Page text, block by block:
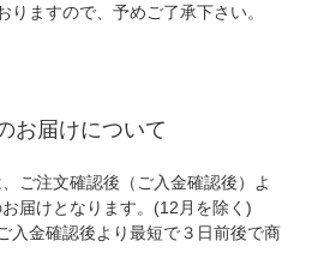
りますので、予めご了承下さい。
お届けについて
ご注文確認後（ご入金確認後）よ
届けとなります。(12月を除く)
入金確認後より最短で３日前後で商